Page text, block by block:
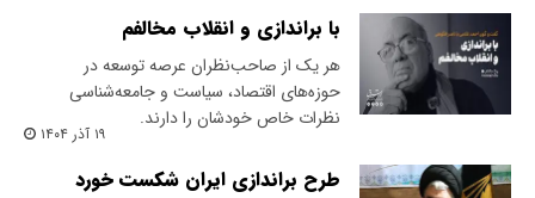
با براندازی و انقلاب مخالفم
هر یک از صاحب‌نظران عرصه توسعه در
حوزه‌های اقتصاد، سیاست و جامعه‌شناسی
نظرات خاص خودشان را دارند.
۱۹ آذر ۱۴۰۴
طرح براندازی ایران شکست خورد